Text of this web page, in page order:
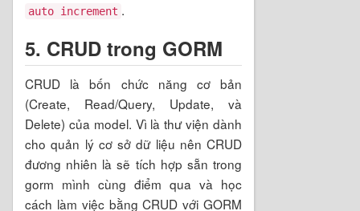
auto increment .
5. CRUD trong GORM
CRUD là bốn chức năng cơ bản
(Create, Read/Query, Update, và
Delete) của model. Vì là thư viện dành
cho quản lý cơ sở dữ liệu nên CRUD
đương nhiên là sẽ tích hợp sẵn trong
gorm mình cùng điểm qua và học
cách làm việc bằng CRUD với GORM